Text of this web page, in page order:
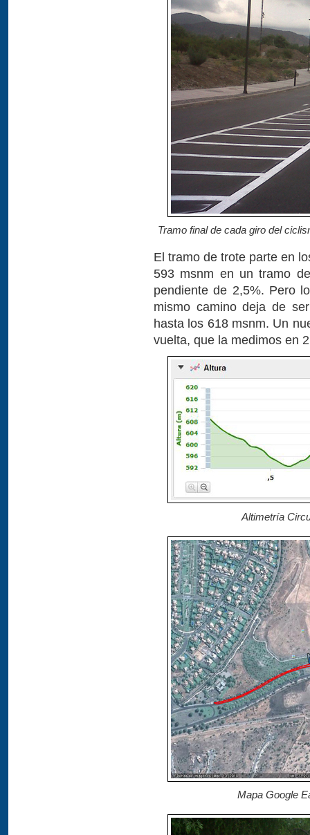
Tramo final de cada giro del
El tramo de trote parte en
593 msnm en un tramo
pendiente de 2,5%. Pero
mismo camino deja de
hasta los 618 msnm. Un
vuelta, que la medimos en
Altimetría
Mapa Google